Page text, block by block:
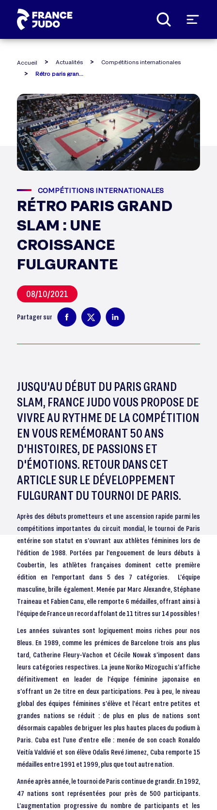
Accueil Actualités
Compétitions internationales
COMPÉTITIONS INTERNATIONALES
RÉTRO PARIS GRAND
SLAM : UNE
CROISSANCE
FULGURANTE
08/10/2021
Partager sur
JUSQU'AU DÉBUT DU PARIS GRAND
SLAM, FRANCE JUDO VOUS PROPOSE DE
VIVRE AU RYTHME DE LA COMPÉTITION
EN VOUS REMÉMORANT 50 ANS
D'HISTOIRES, DE PASSIONS ET
D'ÉMOTIONS. RETOUR DANS CET
ARTICLE SUR LE DÉVELOPPEMENT
FULGURANT DU TOURNOI DE PARIS.
Après des débuts prometteurs et une ascension rapide parmi les
compétitions importantes du circuit mondial, le tournoi de Paris
entérine son statut en s’ouvrant aux athlètes féminines lors de
l’édition de 1988. Portées par l’engouement de leurs débuts à
Coubertin, les athlètes françaises dominent cette première
édition en l’emportant dans 5 des 7 catégories. L’équipe
masculine, brille également. Menée par Marc Alexandre, Stéphane
Traineau et Fabien Canu, elle remporte 6 médailles, offrant ainsi à
l’équipe de France un record affolant de 11 titres sur 14 possibles !
Les années suivantes sont logiquement moins riches pour nos
Bleus. En 1989, comme les prémices de Barcelone trois ans plus
tard, Catherine Fleury-Vachon et Cécile Nowak s’imposent dans
leurs catégories respectives. La jeune Noriko Mizoguchi s’affiche
définitivement en leader de l’équipe féminine japonaise en
s’offrant un 2e titre en deux participations. Peu à peu, le niveau
global des équipes féminines s’élève et l’écart entre petites et
grandes nations se réduit : de plus en plus de nations sont
désormais capables de briguer les plus hautes places du podium à
Paris. Cuba est l’une d’entre elle : menée de son coach Ronaldo
Veitía Valdivié et son élève Odalis Revé Jimenez, Cuba remporte 15
médailles entre 1991 et 1999, plus que tout autre nation.
Année après année, le tournoi de Paris continue de grandir. En 1992,
47 nations sont représentées pour près de 500 participants.
L’augmentation progressive du nombre de participants et les